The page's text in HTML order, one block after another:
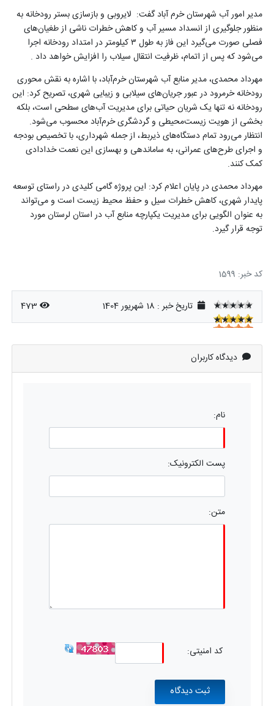
مدیر امور آب شهرستان خرم آباد گفت: لایروبی و بازسازی بستر رودخانه به
منظور جلوگیری از انسداد مسیر آب و کاهش خطرات ناشی از طغیان‌های
فصلی صورت می‌گیرد این فاز به طول ۳کیلومتر در امتداد رودخانه اجرا
می‌شود که پس از اتمام، ظرفیت انتقال سیلاب را افزایش خواهد داد .
مهرداد محمدی، مدیر منابع آب شهرستان خرم‌آباد، با اشاره به نقش محوری
رودخانه خرمرود در عبور جریان‌های سیلابی و زیبایی شهری، تصریح کرد: این
رودخانه نه تنها یک شریان حیاتی برای مدیریت آب‌های سطحی است، بلکه
بخشی از هویت زیست‌محیطی و گردشگری خرم‌آباد محسوب می‌شود.
انتظار می‌رود تمام دستگاه‌های ذیربط، از جمله شهرداری، با تخصیص بودجه
و اجرای طرح‌های عمرانی، به ساماندهی و بهسازی این نعمت خدادادی
کمک کنند.
مهرداد محمدی در پایان اعلام کرد: این پروژه گامی کلیدی در راستای توسعه
پایدار شهری، کاهش خطرات سیل و حفظ محیط زیست است و می‌تواند
به عنوان الگویی برای مدیریت یکپارچه منابع آب در استان لرستان مورد
توجه قرار گیرد.
کد خبر: 1599
★★★★★
★★★★★
★★★★★
تاریخ خبر : 18 شهریور 1404 473
دیدگاه کاربران
نام:
پست الکترونیک:
متن:
کد امنیتی: